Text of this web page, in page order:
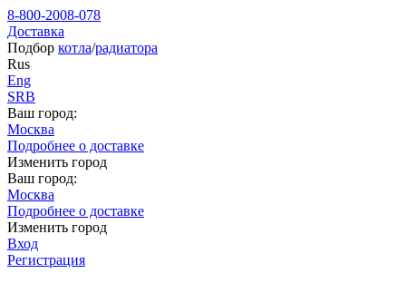
8-800-2008-078
Доставка
Подбор котла/радиатора
Rus
Eng
SRB
Ваш город:
Москва
Подробнее о доставке
Изменить город
Ваш город:
Москва
Подробнее о доставке
Изменить город
Вход
Регистрация